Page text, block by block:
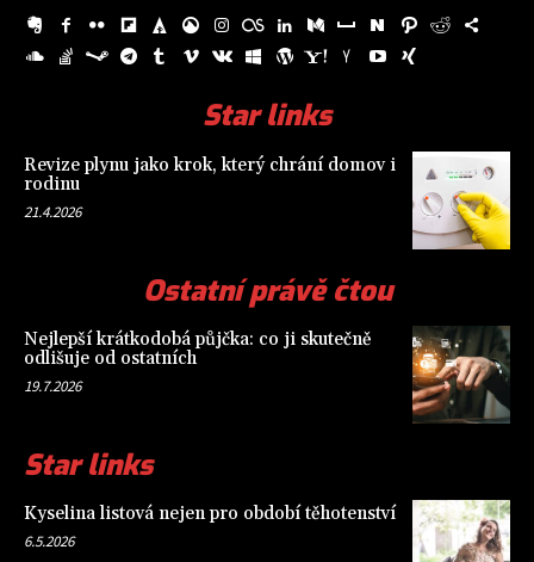
Star links
Revize plynu jako krok, který chrání domov i
rodinu
21.4.2026
Ostatní právě čtou
Nejlepší krátkodobá půjčka: co ji skutečně
odlišuje od ostatních
19.7.2026
Star links
Kyselina listová nejen pro období těhotenství
6.5.2026